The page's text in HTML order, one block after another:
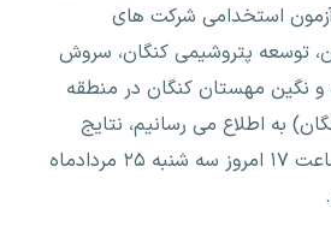
استخدامی شرکت های
توسعه پتروشیمی کنگان، سروش
نگین مهستان کنگان در منطقه
به اطلاع می رسانیم، نتایج
آزمون کتبی تا ساعت ۱۷ امروز سه شنبه ۲۵ مردادماه